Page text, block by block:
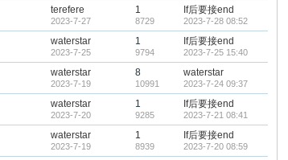
terefere
2023-7-27
1
8729
If后要接end
2023-7-28 08:52
waterstar
2023-7-25
1
9794
If后要接end
2023-7-25 15:40
waterstar
2023-7-19
8
10991
waterstar
2023-7-24 09:37
waterstar
2023-7-20
1
9285
If后要接end
2023-7-21 08:41
waterstar
2023-7-19
1
8939
If后要接end
2023-7-20 08:59